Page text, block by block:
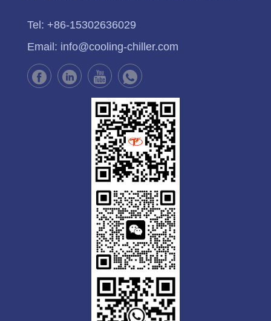
Tel: +86-15302636029
Email: info@cooling-chiller.com